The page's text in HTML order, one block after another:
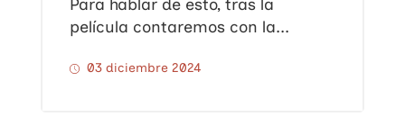
Para hablar de esto, tras la
película contaremos con la...
03 diciembre 2024